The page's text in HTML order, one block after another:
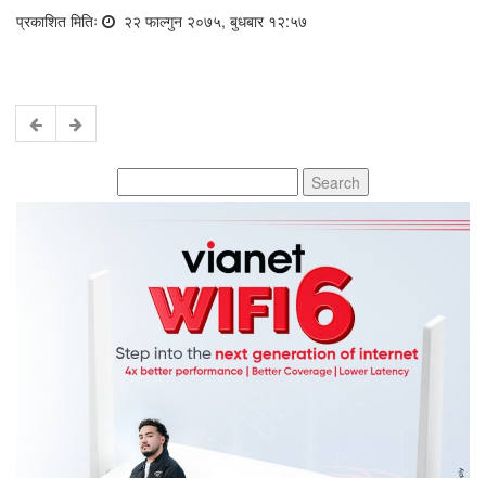
प्रकाशित मितिः २२ फाल्गुन २०७५, बुधबार १२:५७
for: